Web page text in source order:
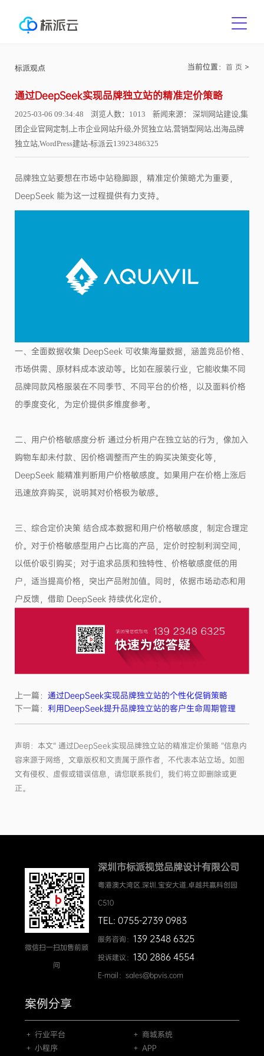
标派观点 当前位置： 首 页 >
通过DeepSeek实现品牌独立站的精准定价策略
2025-03-06 09:34:48 浏览人数：1013 新闻来源： 深圳网站建设,集
团企业官网定制,上市企业网站升级,外贸独立站,营销型网站,出海品牌
独立站,WordPress建站-标派云13923486325
品牌独立站要想在市场中站稳脚跟，精准定价策略尤为重要，
DeepSeek 能为这一过程提供有力支持。
一、全面数据收集 DeepSeek 可收集海量数据，涵盖竞品价格、
市场供需、原材料成本波动等。比如在服装行业，它能收集不同
品牌同款风格服装在不同季节、不同平台的价格，以及面料价格
的季度变化，为定价提供多维度参考。
二、用户价格敏感度分析 通过分析用户在独立站的行为，像加入
购物车却未付款、因价格调整而产生的购买决策变化等，
DeepSeek 能精准判断用户价格敏感度。如果用户在价格上涨后
迅速放弃购买，说明其对价格极为敏感。
三、综合定价决策 结合成本数据和用户价格敏感度，制定合理定
价。对于价格敏感型用户占比高的产品，定价时控制利润空间，
以低价吸引购买；对于追求品质和独特性、价格敏感度低的用
户，适当提高价格，突出产品附加值。同时，依据市场动态和用
户反馈，借助 DeepSeek 持续优化定价。
上一篇： 通过DeepSeek实现品牌独立站的个性化促销策略
下一篇： 利用DeepSeek提升品牌独立站的客户生命周期管理
声明：本文“ 通过DeepSeek实现品牌独立站的精准定价策略 ”信息内
容来源于网络，文章版权和文责属于原作者，不代表本站立场。如图
文有侵权、虚假或错误信息，请您联系我们，我们将立即删除或更
正。
微信扫一扫加售前顾
问
深圳市标派视觉品牌设计有限公司
粤港澳大湾区.深圳.宝安大道.卓越共赢科创园
C510
TEL: 0755-2739 0983
服务咨询： 139 2348 6325
投诉建议： 130 2886 4554
E-mail：sales@bpvis.com
案例分享
＋ 行业平台
＋ 商城系统
＋ 小程序
＋ APP